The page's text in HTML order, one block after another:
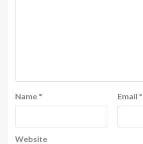
Name * Email *
Website